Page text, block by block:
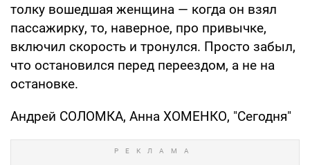
толку вошедшая женщина — когда он взял
пассажирку, то, наверное, про привычке,
включил скорость и тронулся. Просто забыл,
что остановился перед переездом, а не на
остановке.
Андрей СОЛОМКА, Анна ХОМЕНКО, "Сегодня"